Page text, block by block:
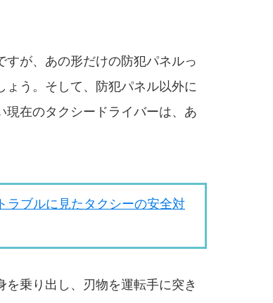
すが、あの形だけの防犯パネルっ
ょう。そして、防犯パネル以外に
現在のタクシードライバーは、あ
ラブルに見たタクシーの安全対
乗り出し、刃物を運転手に突き